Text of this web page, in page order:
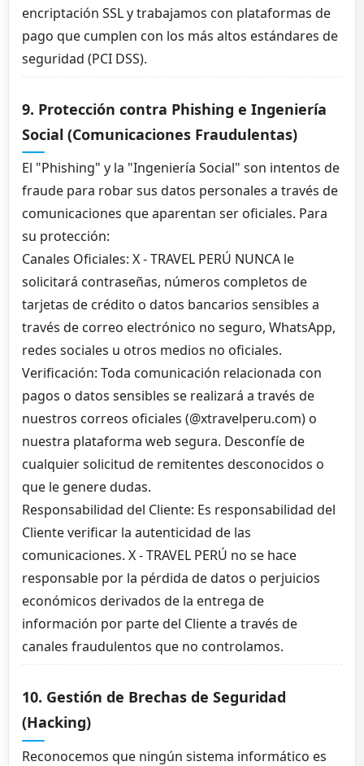
encriptación SSL y trabajamos con plataformas de
pago que cumplen con los más altos estándares de
seguridad (PCI DSS).
9. Protección contra Phishing e Ingeniería
Social (Comunicaciones Fraudulentas)
El "Phishing" y la "Ingeniería Social" son intentos de
fraude para robar sus datos personales a través de
comunicaciones que aparentan ser oficiales. Para
su protección:
Canales Oficiales: X - TRAVEL PERÚ NUNCA le
solicitará contraseñas, números completos de
tarjetas de crédito o datos bancarios sensibles a
través de correo electrónico no seguro, WhatsApp,
redes sociales u otros medios no oficiales.
Verificación: Toda comunicación relacionada con
pagos o datos sensibles se realizará a través de
nuestros correos oficiales (@xtravelperu.com) o
nuestra plataforma web segura. Desconfíe de
cualquier solicitud de remitentes desconocidos o
que le genere dudas.
Responsabilidad del Cliente: Es responsabilidad del
Cliente verificar la autenticidad de las
comunicaciones. X - TRAVEL PERÚ no se hace
responsable por la pérdida de datos o perjuicios
económicos derivados de la entrega de
información por parte del Cliente a través de
canales fraudulentos que no controlamos.
10. Gestión de Brechas de Seguridad
(Hacking)
Reconocemos que ningún sistema informático es